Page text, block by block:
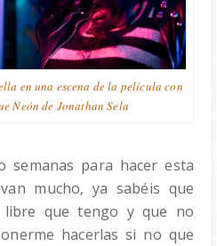
en una escena de la película con
Neón de Jonathan Sela
semanas para hacer esta
mucho, ya sabéis que
que tengo y que no
hacerlas si no que